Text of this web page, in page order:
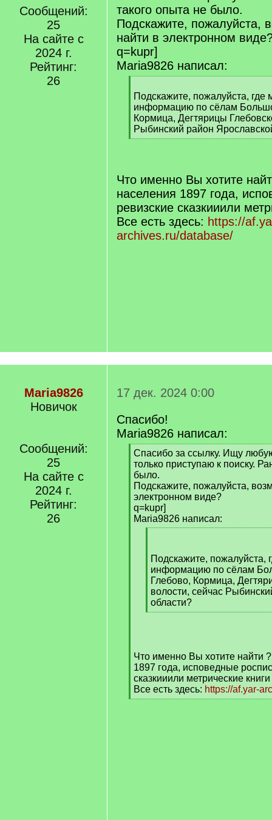
Сообщений:
25
На сайте с
2024 г.
Рейтинг:
26
такого опыта не было.
Подскажите, пожалуйста,
найти в электронном
q=kupr]
Maria9826 написал:
q
]
Подскажите, пожалуйста, где
информацию по сёлам
Кормица, Дегтярицы
Рыбинский район
[
Что именно Вы хотите
населения 1897 года,
ревизские сказкииили
Все есть здесь: https://
archives.ru/database/
Maria9826
Новичок
Сообщений:
25
На сайте с
2024 г.
Рейтинг:
26
17 дек. 2024 0:00
Спасибо!
Maria9826 написал:
[
q
]
Спасибо за ссылку. Ищу
только приступаю к поиску.
было.
Подскажите, пожалуйста,
электронном виде?
q=kupr]
Maria9826 написал:
]Подскажите, пожалуйста,
информацию по сёлам
Глебово, Кормица,
волости, сейчас
области?
[
Что именно Вы хотите найти
1897 года, исповедные
сказкииили метрические
Все есть здесь: https://af.yar-
[